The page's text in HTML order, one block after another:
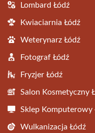
Lombard Łódź
Kwiaciarnia Łódź
Weterynarz Łódź
Fotograf Łódź
Fryzjer Łódź
Salon Kosmetyczny
Sklep Komputerowy
Wulkanizacja Łódź